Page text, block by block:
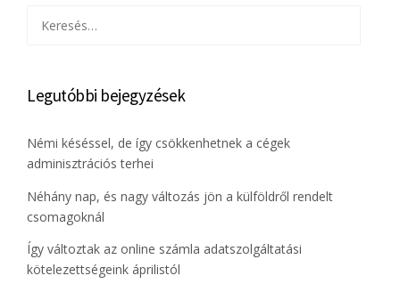
Legutóbbi bejegyzések
Némi késéssel, de így csökkenhetnek a cégek
adminisztrációs terhei
Néhány nap, és nagy változás jön a külföldről rendelt
csomagoknál
Így változtak az online számla adatszolgáltatási
kötelezettségeink áprilistól